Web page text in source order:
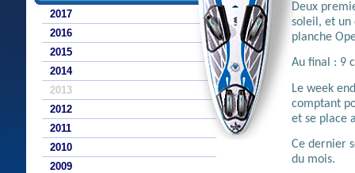
2017
2016
2015
2014
2013
2012
2011
2010
2009
Deux
soleil, et un
planche
Au final : 9
Le week
comptant
et se place
Ce dernier
du mois.